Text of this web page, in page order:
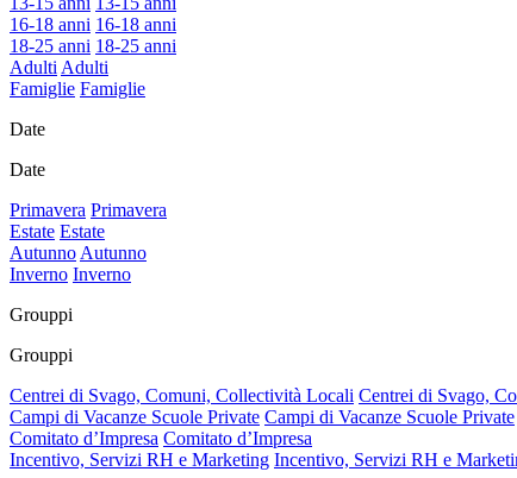
16-18 anni 16-18 anni
18-25 anni 18-25 anni
Adulti Adulti
Famiglie Famiglie
Date
Date
Primavera Primavera
Estate Estate
Autunno Autunno
Inverno Inverno
Grouppi
Grouppi
Centrei di Svago, Comuni, Collectività Locali Centrei di Svago,
Campi di Vacanze Scuole Private Campi di Vacanze Scuole Private
Comitato d’Impresa Comitato d’Impresa
Incentivo, Servizi RH e Marketing Incentivo, Servizi RH e